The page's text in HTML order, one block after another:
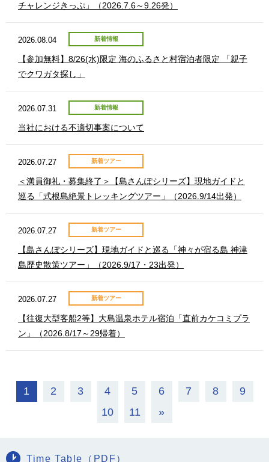
チャレンジきっぷ」（2026.7.6～9.26発）
2026.08.04 新着情報
【参加無料】8/26(水)限定 海のふるさと村宿泊者限定 「親子
でクワガタ探し」
2026.07.31 新着情報
当社における不適切事案について
2026.07.27 新着ツアー
＜満員御礼・募集終了＞【島さんぽシリーズ】現地ガイドと
巡る「式根島絶景トレッキングツアー」（2026.9/14出発）
2026.07.27 新着ツアー
【島さんぽシリーズ】現地ガイドと巡る「神々が宿る島 神津
島歴史散策ツアー」（2026.9/17・23出発）
2026.07.27 新着ツアー
【往復大型客船2等】大島温泉ホテル宿泊「直前カケコミプラ
ン」（2026.8/17～29帰着）
1 2 3 4 5 6 7 8
9
10
11 »
Time Table（PDF）